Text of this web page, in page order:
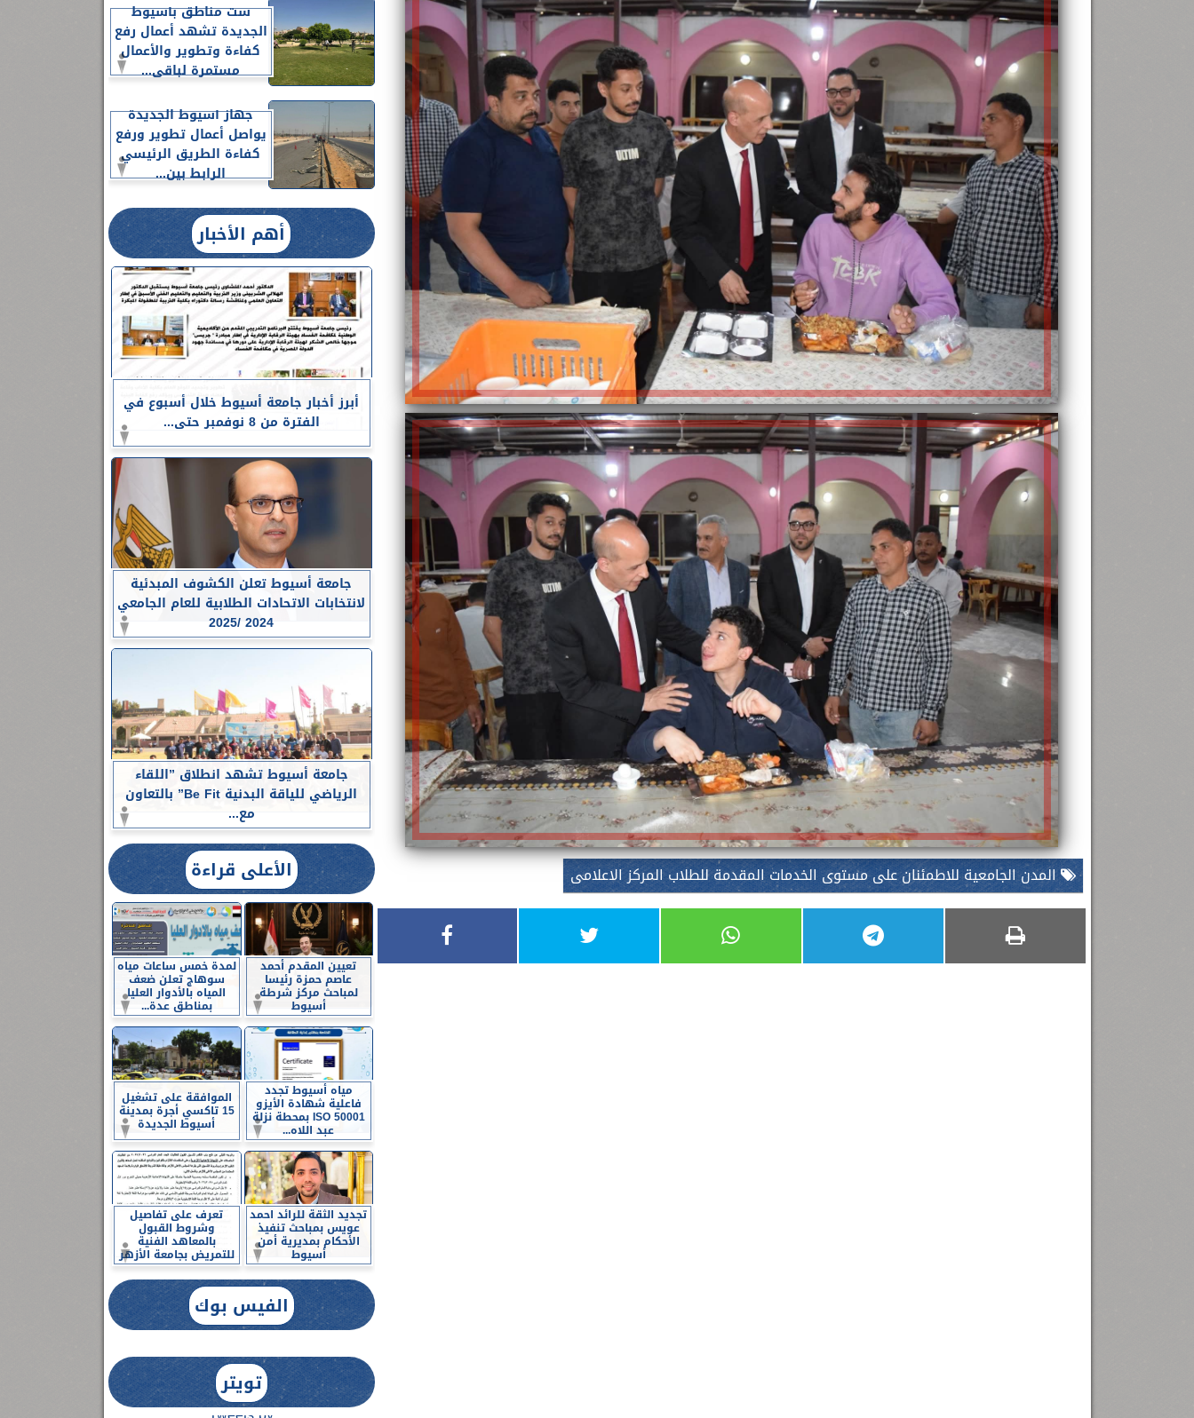
المدن الجامعية للاطمئنان على مستوى الخدمات المقدمة للطلاب المركز الاعلامى
ست مناطق بأسيوط
الجديدة تشهد أعمال رفع
كفاءة وتطوير والأعمال
مستمرة لباقي...
جهاز أسيوط الجديدة
يواصل أعمال تطوير ورفع
كفاءة الطريق الرئيسي
الرابط بين...
أهم الأخبار
أبرز أخبار جامعة أسيوط خلال أسبوع في
الفترة من 8 نوفمبر حتى...
جامعة أسيوط تعلن الكشوف المبدئية
لانتخابات الاتحادات الطلابية للعام الجامعي
2024 /2025
جامعة أسيوط تشهد انطلاق ”اللقاء
الرياضي للياقة البدنية Be Fit” بالتعاون
مع...
الأعلى قراءة
تعيين المقدم أحمد
عاصم حمزة رئيسا
لمباحث مركز شرطة
أسيوط
لمدة خمس ساعات مياه
سوهاج تعلن ضعف
المياه بالأدوار العليا
بمناطق عدة...
مياه أسيوط تجدد
فاعلية شهادة الأيزو
ISO 50001 بمحطة نزلة
عبد اللاه...
الموافقة على تشغيل
15 تاكسي أجرة بمدينة
أسيوط الجديدة
تجديد الثقة للرائد احمد
عويس بمباحث تنفيذ
الأحكام بمديرية أمن
أسيوط
تعرف على تفاصيل
وشروط القبول
بالمعاهد الفنية
للتمريض بجامعة الأزهر
الفيس بوك
تويتر